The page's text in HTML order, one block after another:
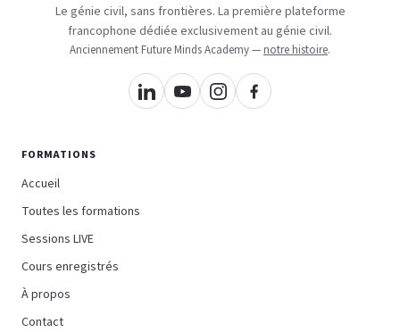
Le génie civil, sans frontières. La première plateforme
francophone dédiée exclusivement au génie civil.
Anciennement Future Minds Academy — notre histoire.
FORMATIONS
Accueil
Toutes les formations
Sessions LIVE
Cours enregistrés
À propos
Contact